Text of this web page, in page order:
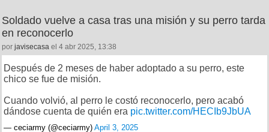
Soldado vuelve a casa tras una misión y su perro tarda
en reconocerlo
por javisecasa el 4 abr 2025, 13:38
Después de 2 meses de haber adoptado a su perro, este
chico se fue de misión.
Cuando volvió, al perro le costó reconocerlo, pero acabó
dándose cuenta de quién era pic.twitter.com/HECIb9JbUA
— ceciarmy (@ceciarmy) April 3, 2025